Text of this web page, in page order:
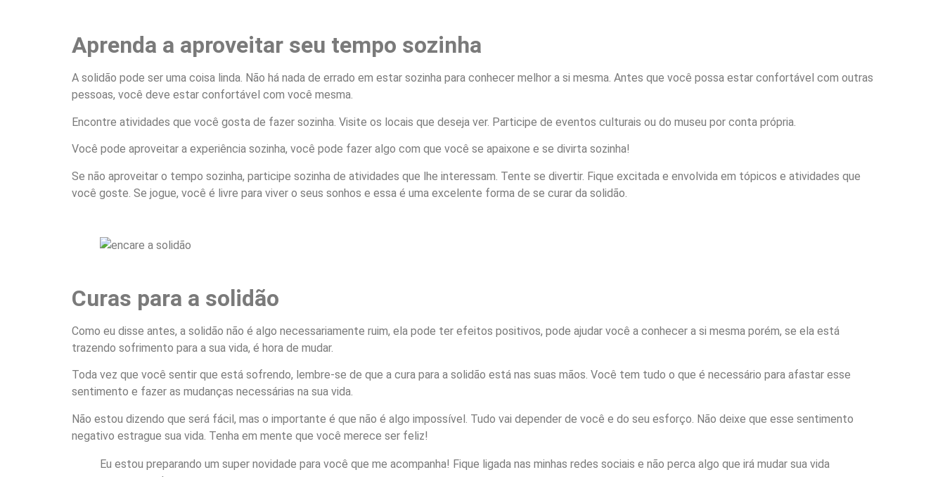
Aprenda a aproveitar seu tempo sozinha
A solidão pode ser uma coisa linda. Não há nada de errado em estar sozinha para conhecer melhor a si mesma. Antes que você possa estar confortável com outras
pessoas, você deve estar confortável com você mesma.
Encontre atividades que você gosta de fazer sozinha. Visite os locais que deseja ver. Participe de eventos culturais ou do museu por conta própria.
Você pode aproveitar a experiência sozinha, você pode fazer algo com que você se apaixone e se divirta sozinha!
Se não aproveitar o tempo sozinha, participe sozinha de atividades que lhe interessam. Tente se divertir. Fique excitada e envolvida em tópicos e atividades que
você goste. Se jogue, você é livre para viver o seus sonhos e essa é uma excelente forma de se curar da solidão.
Curas para a solidão
Como eu disse antes, a solidão não é algo necessariamente ruim, ela pode ter efeitos positivos, pode ajudar você a conhecer a si mesma porém, se ela está
trazendo sofrimento para a sua vida, é hora de mudar.
Toda vez que você sentir que está sofrendo, lembre-se de que a cura para a solidão está nas suas mãos. Você tem tudo o que é necessário para afastar esse
sentimento e fazer as mudanças necessárias na sua vida.
Não estou dizendo que será fácil, mas o importante é que não é algo impossível. Tudo vai depender de você e do seu esforço. Não deixe que esse sentimento
negativo estrague sua vida. Tenha em mente que você merece ser feliz!
Eu estou preparando um super novidade para você que me acompanha! Fique ligada nas minhas redes sociais e não perca algo que irá mudar sua vida